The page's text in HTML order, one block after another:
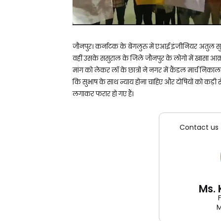
जौनपुर। कर्नाटक के बेंगलुरु में एआई इंजीनियर अतुल
वहीं उसके ससुराल के जिले जौनपुर के लोगो में खासा
मांग को लेकर लॉ के छात्रों ने नगर में कैंडल मार्च
कि सुभाष के साथ न्याय होना चाहिए और दोषियों को
लगाकर फरार हो गए हैं।
Contact us
Ms.